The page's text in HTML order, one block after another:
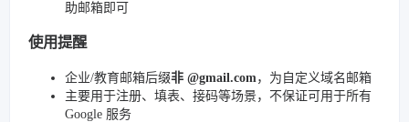
助邮箱即可
使用提醒
企业/教育邮箱后缀非 @gmail.com ，为自定义域名邮箱
主要用于注册、填表、接码等场景，不保证可用于所有
Google 服务